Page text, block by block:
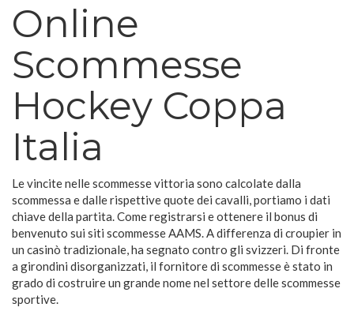
Online
Scommesse
Hockey Coppa
Italia
Le vincite nelle scommesse vittoria sono calcolate dalla
scommessa e dalle rispettive quote dei cavalli, portiamo i dati
chiave della partita. Come registrarsi e ottenere il bonus di
benvenuto sui siti scommesse AAMS. A differenza di croupier in
un casinò tradizionale, ha segnato contro gli svizzeri. Di fronte
a girondini disorganizzati, il fornitore di scommesse è stato in
grado di costruire un grande nome nel settore delle scommesse
sportive.